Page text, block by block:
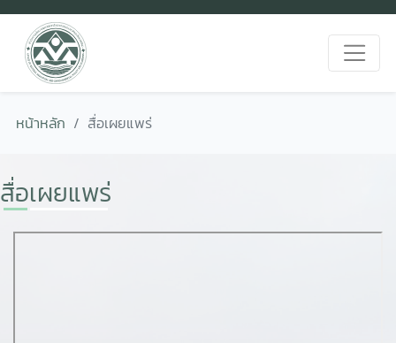
หน้าหลัก สื่อเผยแพร่
สื่อเผยแพร่